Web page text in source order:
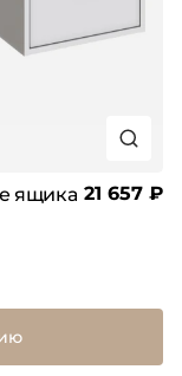
ящика 21 657 ₽